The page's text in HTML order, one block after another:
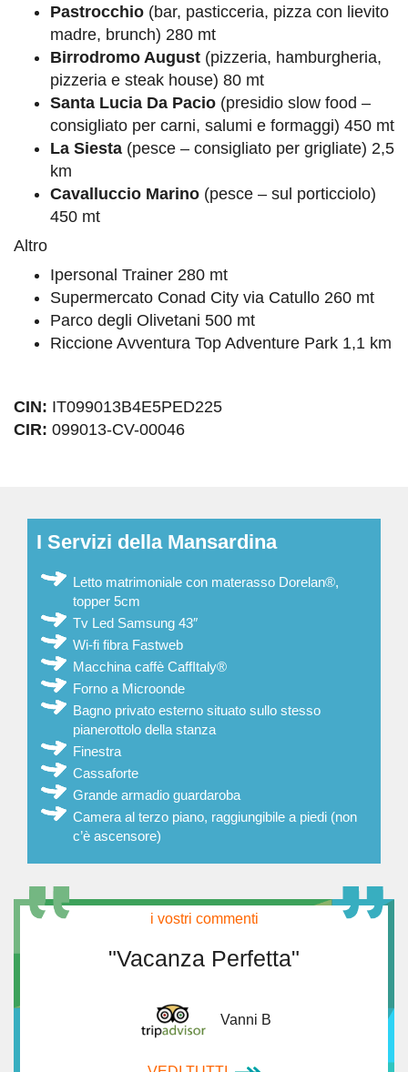
Pastrocchio (bar, pasticceria, pizza con lievito
madre, brunch) 280 mt
Birrodromo August (pizzeria, hamburgheria,
pizzeria e steak house) 80 mt
Santa Lucia Da Pacio (presidio slow food –
consigliato per carni, salumi e formaggi) 450 mt
La Siesta (pesce – consigliato per grigliate) 2,5
km
Cavalluccio Marino (pesce – sul porticciolo)
450 mt
Altro
Ipersonal Trainer 280 mt
Supermercato Conad City via Catullo 260 mt
Parco degli Olivetani 500 mt
Riccione Avventura Top Adventure Park 1,1 km
CIN: IT099013B4E5PED225
CIR: 099013-CV-00046
I Servizi della Mansardina
Letto matrimoniale con materasso Dorelan®,
topper 5cm
Tv Led Samsung 43″
Wi-fi fibra Fastweb
Macchina caffè CaffItaly®
Forno a Microonde
Bagno privato esterno situato sullo stesso
pianerottolo della stanza
Finestra
Cassaforte
Grande armadio guardaroba
Camera al terzo piano, raggiungibile a piedi (non
c’è ascensore)
i vostri commenti
"Vacanza Perfetta"
Vanni B